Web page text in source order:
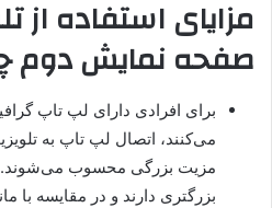
مزایای استفاده از
صفحه نمایش دوم
برای افرادی دارای لپ تاپ
می‌کنند، اتصال لپ تاپ به
مزیت بزرگی محسوب می‌شوند.
بزرگتری دارند و در مقایسه با